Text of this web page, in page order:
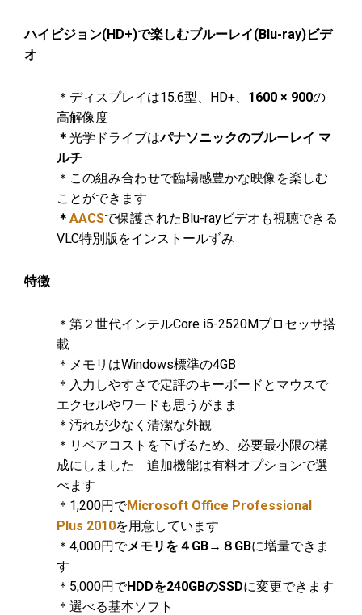
ハイビジョン(HD+)で楽しむブルーレイ(Blu-ray)ビデ
オ
＊ディスプレイは15.6型、HD+、 1600 × 900の
高解像度
＊ 光学ドライブはパナソニックのブルーレイ マ
ルチ
＊この組み合わせで臨場感豊かな映像を楽しむ
ことができます
＊ AACSで保護されたBlu-rayビデオも視聴できる
VLC特別版をインストールずみ
特徴
＊第２世代インテルCore i5-2520Mプロセッサ搭
載
＊メモリはWindows標準の4GB
＊入力しやすさで定評のキーボードとマウスで
エクセルやワードも思うがまま
＊汚れが少なく清潔な外観
＊リペアコストを下げるため、必要最小限の構
成にしました 追加機能は有料オプションで選
べます
＊1,200円でMicrosoft Office Professional
Plus 2010を用意しています
＊4,000円でメモリを４GB→８GBに増量できま
す
＊5,000円でHDDを240GBのSSDに変更できます
＊選べる基本ソフト